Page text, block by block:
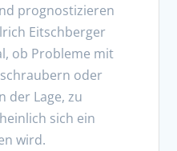
prognostizieren
Eitschberger
ob Probleme mit
oder
der Lage, zu
sich ein
wird.